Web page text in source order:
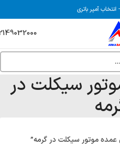
- انتخاب آمپر باتری
سیکلت در
موتور سیکلت در گرمه”